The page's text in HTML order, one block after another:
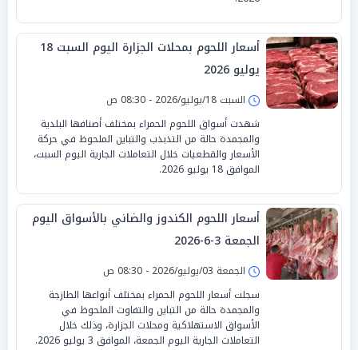
أسعار اللحوم بمحلات الجزارة اليوم السبت 18
يوليو 2026
السبت 18/يوليو/2026 - 08:30 ص
شهدت أسواق اللحوم الحمراء بمختلف أصنافها البلدية
والمجمدة حالة من التذبذب والتباين الملحوظ في حركة
الأسعار والقطعيات خلال التعاملات الجارية اليوم السبت،
الموافق 18 يوليو 2026.
أسعار اللحوم الكندوز والضاني بالأسواق اليوم
الجمعة 3-6-2026
الجمعة 03/يوليو/2026 - 08:30 ص
سجلت أسعار اللحوم الحمراء بمختلف أنواعها الطازجة
والمجمدة حالة من التباين والتفاوت الملحوظ في
الأسواق الاستهلاكية ومحلات الجزارة، وذلك خلال
التعاملات الجارية اليوم الجمعة، الموافق 3 يوليو 2026.